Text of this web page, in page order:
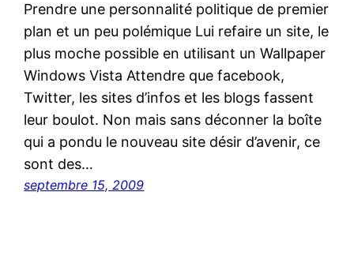
Prendre une personnalité politique de premier
plan et un peu polémique Lui refaire un site, le
plus moche possible en utilisant un Wallpaper
Windows Vista Attendre que facebook,
Twitter, les sites d’infos et les blogs fassent
leur boulot. Non mais sans déconner la boîte
qui a pondu le nouveau site désir d’avenir, ce
sont des…
septembre 15, 2009